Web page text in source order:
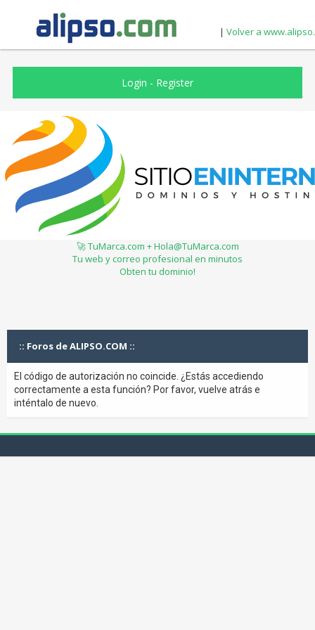
| Volver a
Login - Register
🚀 TuMarca.com + Hola@TuMarca.com
Tu web y correo profesional en minutos
Obten tu dominio!
:: Foros de ALIPSO.COM ::
El código de autorización no coincide. ¿Estás accediendo
correctamente a esta función? Por favor, vuelve atrás e
inténtalo de nuevo.